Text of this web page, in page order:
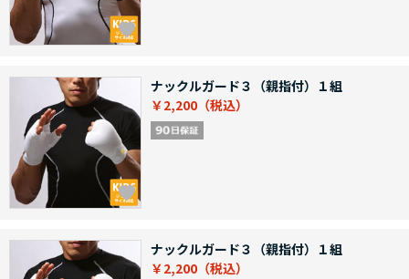
ナックルガード３（親指付）１組
￥2,200
ナックルガード３（親指付）１組
￥2,200